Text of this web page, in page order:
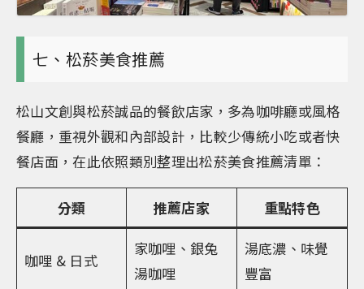
七、松菸美食推薦
松山文創與松菸誠品的餐飲店家，多為咖啡廳或風格
餐廳，重視外觀和內部設計，比較少傳統小吃或者快
餐店面，在此依照類別整理出松菸美食推薦清單：
分類 推薦店家 重點特色
咖哩 & 日式
家咖哩、銀兔
湯咖哩
湯底濃、味覺
豐富